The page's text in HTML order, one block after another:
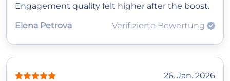
Engagement quality felt higher after the boost.
Elena Petrova
Verifizierte Bewertung
26. Jan. 2026